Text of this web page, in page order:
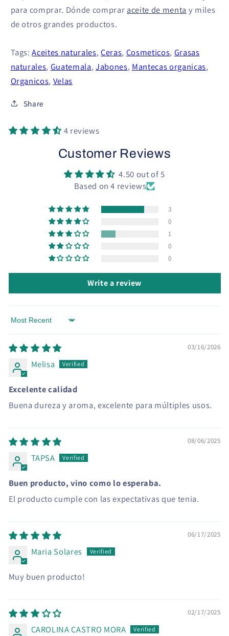
para comprar. Dónde comprar aceite de menta y miles
de otros grandes productos.
Tags:Aceites naturales,Ceras, Cosmeticos, Grasas
naturales, Guatemala,Jabones, Mantecas organicas,
Organicos, Velas
Share
4 reviews
Customer Reviews
4.50 out of 5
Based on 4 reviews
3
0
1
0
0
Write a review
Sort by
03/16/2026
Melisa
Excelente calidad
Buena dureza y aroma, excelente para múltiples usos.
08/06/2025
TAPSA
Buen producto, vino como lo esperaba.
El producto cumple con las expectativas que tenia.
06/17/2025
Maria Solares
Muy buen producto!
02/17/2025
CAROLINA CASTRO MORA